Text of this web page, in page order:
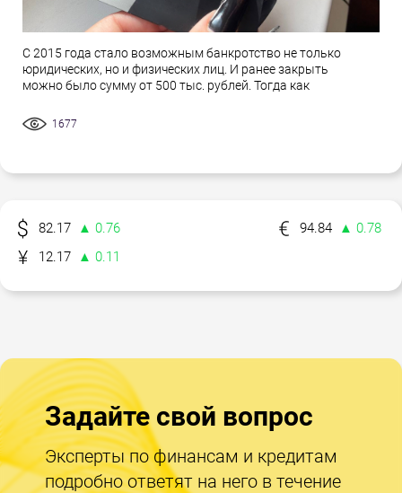
С 2015 года стало возможным банкротство не только
юридических, но и физических лиц. И ранее закрыть
можно было сумму от 500 тыс. рублей. Тогда как
1677
82.17 ▲ 0.76 94.84
▲ 0.78
12.17
▲ 0.11
Задайте свой вопрос
Эксперты по финансам и кредитам
подробно ответят на него в течение